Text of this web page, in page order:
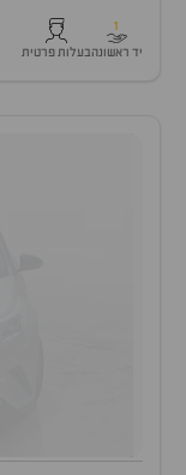
1
יד ראשונהבעלות פרטית